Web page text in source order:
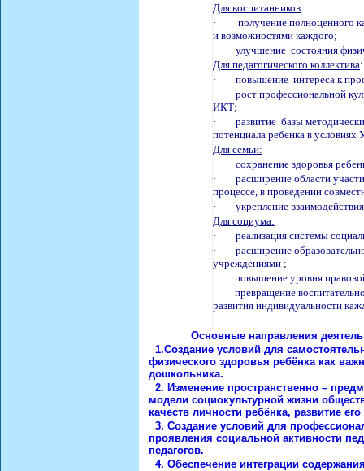
Для воспитанников:
·
получение полноценного
и возможностями каждого;
·
улучшение состояния
Для педагогического коллектива:
·
повышение интереса к
·
рост профессиональной
ИКТ;
·
развитие базы
потенциала ребенка в условиях
Для семьи:
·
сохранение здоровья
·
расширение области
процессе, в проведении
·
укрепление
Для социума:
·
реализация системы
·
расширение
учреждениями ;
повышение уровня правовой
превращение
развития индивидуальности
Основные направления
1.Создание условий для
физического здоровья ребёнка как
дошкольника.
2. Изменение пространственно –
модели социокультурной жизни
качеств личности ребёнка, развитие
3. Создание условий для
проявления социальной активности
педагогов.
4. Обеспечение интеграции